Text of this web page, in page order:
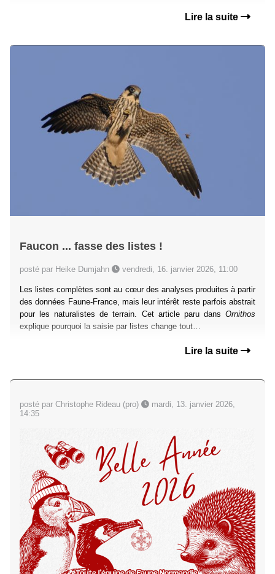
Lire la suite
Faucon ... fasse des listes !
posté par Heike Dumjahn vendredi, 16. janvier 2026, 11:00
Les listes complètes sont au cœur des analyses produites à partir
des données Faune-France, mais leur intérêt reste parfois abstrait
pour les naturalistes de terrain. Cet article paru dans Ornithos
explique pourquoi la saisie par listes change tout…
Lire la suite
posté par Christophe Rideau (pro)
mardi, 13. janvier 2026,
14:35